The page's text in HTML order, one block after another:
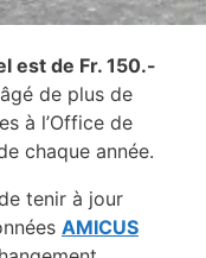
est de Fr. 150.-
de plus de
à l’Office de
chaque année.
tenir à jour
AMICUS